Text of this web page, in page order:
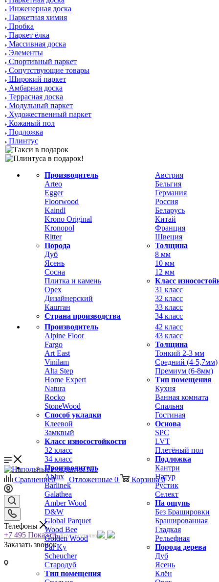
Инженерная доска
Паркетная химия
Пробка
Паркет ёлка
Массивная доска
Элементы
Спортивный паркет
Сопутствующие товары
Широкий паркет
Амбарная доска
Террасная доска
Модульный паркет
Художественный паркет
Кожаный пол
Подложка
Плинтус
Производитель
Arteo
Egger
Floorwood
Kaindl
Krono Original
Kronopol
Ritter
Порода
Дуб
Ясень
Сосна
Плитка и камень
Орех
Дизайнерский
Каштан
Страна производства
Австрия
Бельгия
Германия
Россия
Беларусь
Китай
Франция
Швеция
Толщина
8 мм
10 мм
12 мм
Класс
31 класс
32 класс
33 класс
34 класс
Производитель
Alpine Floor
Fargo
Art East
Vinilam
Alta Step
Home Expert
Natura
Rocko
StoneWood
Способ укладки
Клеевой
Замквый
Класс износостойкости
32 класс
34 класс
42 класс
43 класс
Толщина
Тонкий 2-3 мм
Средний (4-5,7мм)
Премиум (6-8мм)
Тип помещения
Кухня
Ванная комната
Спальня
Гостиная
Основа
SPC
LVT
Плетёный пол
Подложка
Производитель
Ablux
Barlinek
Galathea
Amber Wood
D&W
Global Parquet
Wood Bee
Golden Wood
Par Ky
Scheucher
Стародуб
Тип помещения
Кантри
Натур
Рустик
Селект
На ощупь
Без Брашировки
Брашированная
Гладкая
Рельефная
Порода дерева
Дуб
Ясень
Клён
Сравнение0 Отложенные 0 Корзина 0
Телефоны
+7 495 Показать Круглосуточно
Заказать звонок